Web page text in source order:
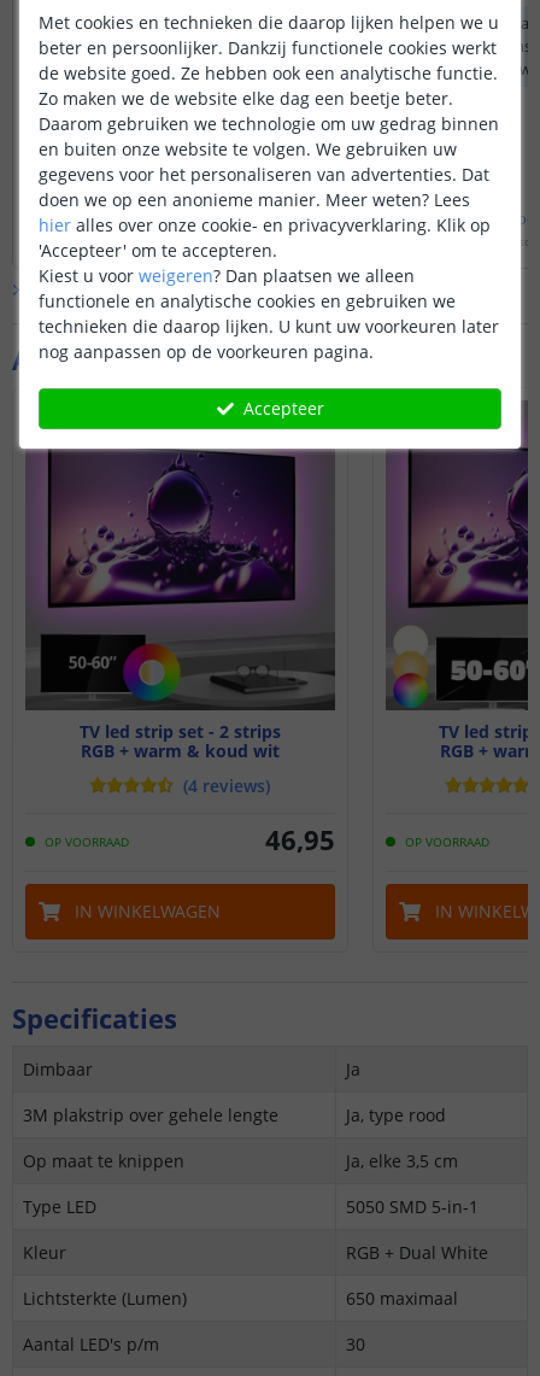
Aanvullende producten
TV led strip set - 2 strips
RGB + warm & koud wit
(4 reviews)
OP VOORRAAD 46,95
IN WINKELWAGEN
TV led strip
RGB +
OP VOORRAAD
IN
b.v. warmwit, daarna alles uit zet
(voeding/usb uit dus) , starten de leds dan
weer in de laatst ingestelde kleur bij de
volgende keer opnieuw inschakelen?
Door John op maandag 22 april 2024
Deze afstandsbediening heeft een
geheugenfunctie en zal dus op zijn
laatst ingestelde stand terug oplichten.
Bekijkhele antwoord
Door Sharona woensdag 24 april 2024
De tv ledstrips
u de ledstrips
aansluiting van uw
het licht niet mee
Bekijkhele
Bekijk alle Vraag & antwoord
Specificaties
Dimbaar
Ja
3M plakstrip over gehele lengte
Ja, type rood
Op maat te knippen
Ja, elke 3,5 cm
Type LED
5050 SMD 5-in-1
Kleur
RGB + Dual White
Lichtsterkte (Lumen)
650 maximaal
Aantal LED's p/m
30
Met cookies en technieken die daarop lijken helpen we u
beter en persoonlijker. Dankzij functionele cookies werkt
de website goed. Ze hebben ook een analytische functie.
Zo maken we de website elke dag een beetje beter.
Daarom gebruiken we technologie om uw gedrag binnen
en buiten onze website te volgen. We gebruiken uw
gegevens voor het personaliseren van advertenties. Dat
doen we op een anonieme manier. Meer weten? Lees
hier alles over onze cookie- en privacyverklaring. Klik op
'Accepteer' om te accepteren.
Kiest u voor weigeren? Dan plaatsen we alleen
functionele en analytische cookies en gebruiken we
technieken die daarop lijken. U kunt uw voorkeuren later
nog aanpassen op de voorkeuren pagina.
Accepteer